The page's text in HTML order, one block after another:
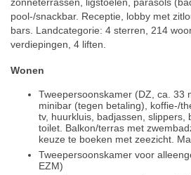
pool-/snackbar. Receptie, lobby met
bars. Landcategorie: 4 sterren, 214
verdiepingen, 4 liften.
Wonen
Tweepersoonskamer (DZ, ca. 33
minibar (tegen betaling), koffie-/
tv, huurkluis, badjassen, slippers,
toilet. Balkon/terras met
keuze te boeken met zeezicht.
Tweepersoonskamer voor
EZM)